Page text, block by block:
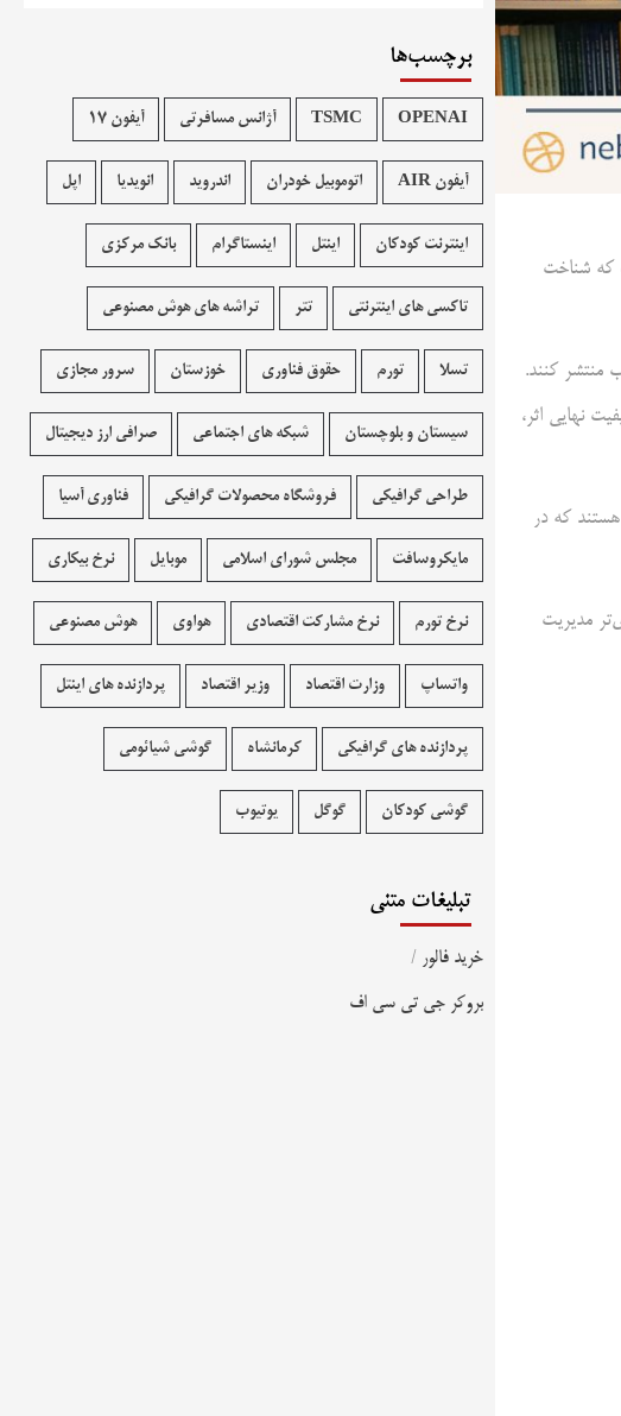
که شناخت
منتشر کنند.
نهایی اثر،
که در
مدیریت
برچسب‌ها
OPENAI
TSMC آژانس مسافرتی آیفون 17
آیفون AIR اتوموبیل خودران اندروید انویدیا اپل
اینترنت کودکان اینتل اینستاگرام بانک مرکزی
تاکسی های اینترنتی تتر تراشه های هوش مصنوعی
تسلا تورم حقوق فناوری خوزستان سرور مجازی
سیستان و بلوچستان شبکه های اجتماعی صرافی ارز دیجیتال
طراحی گرافیکی فروشگاه محصولات گرافيکی فناوری آسیا
مایکروسافت مجلس شورای اسلامی موبایل نرخ بیکاری
نرخ تورم نرخ مشارکت اقتصادی هواوی هوش مصنوعی
واتساپ وزارت اقتصاد وزیر اقتصاد پردازنده های اینتل
پردازنده های گرافیکی کرمانشاه گوشی شیائومی
گوشی کودکان گوگل یوتیوب
تبلیغات متنی
خرید فالور /
بروکر جی تی سی اف